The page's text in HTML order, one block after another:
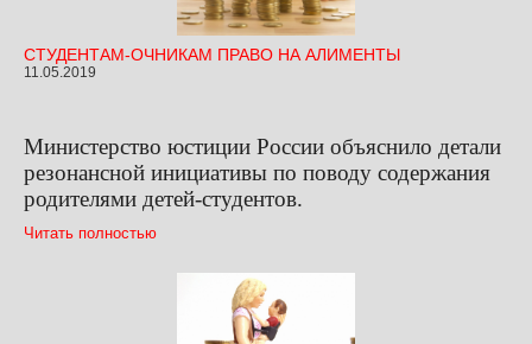
СТУДЕНТАМ-ОЧНИКАМ ПРАВО НА АЛИМЕНТЫ
11.05.2019
Министерство юстиции России объяснило детали
резонансной инициативы по поводу содержания
родителями детей-студентов.
Читать полностью